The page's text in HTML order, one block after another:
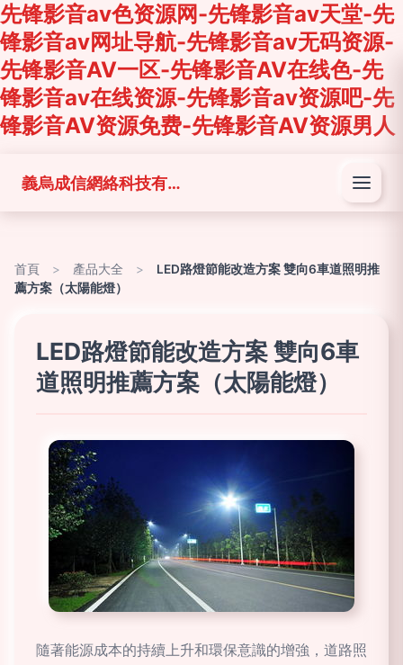
先锋影音av色资源网-先锋影音av天堂-先
锋影音av网址导航-先锋影音av无码资源-
先锋影音AV一区-先锋影音AV在线色-先
锋影音av在线资源-先锋影音av资源吧-先
锋影音AV资源免费-先锋影音AV资源男人
義烏成信網絡科技有限公司
首頁 > 產品大全 >
LED路燈節能改造方案 雙向6車道照明推
薦方案（太陽能燈）
LED路燈節能改造方案 雙向6車
道照明推薦方案（太陽能燈）
隨著能源成本的持續上升和環保意識的增強，道路照